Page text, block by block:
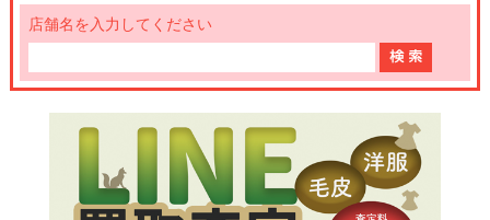
店舗名を入力してください